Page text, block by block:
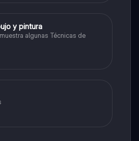
y pintura
algunas Técnicas de